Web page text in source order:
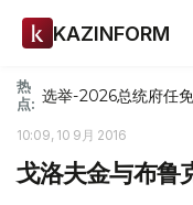
KAZINFORM
热
点: 选举-2026总统府任
10:09, 10 9月 2016
戈洛夫金与布鲁